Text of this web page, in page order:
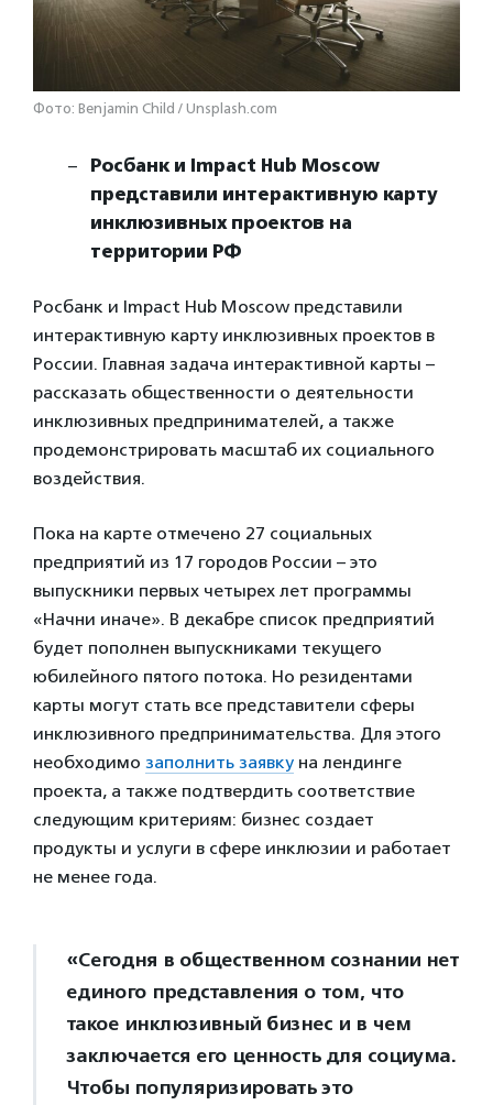
Фото: Benjamin Child / Unsplash.com
Росбанк и Impact Hub Moscow
представили интерактивную карту
инклюзивных проектов на
территории РФ
Росбанк и Impact Hub Moscow представили
интерактивную карту инклюзивных проектов в
России. Главная задача интерактивной карты –
рассказать общественности о деятельности
инклюзивных предпринимателей, а также
продемонстрировать масштаб их социального
воздействия.
Пока на карте отмечено 27 социальных
предприятий из 17 городов России – это
выпускники первых четырех лет программы
«Начни иначе». В декабре список предприятий
будет пополнен выпускниками текущего
юбилейного пятого потока. Но резидентами
карты могут стать все представители сферы
инклюзивного предпринимательства. Для этого
необходимо заполнить заявку на лендинге
проекта, а также подтвердить соответствие
следующим критериям: бизнес создает
продукты и услуги в сфере инклюзии и работает
не менее года.
«Сегодня в общественном сознании нет
единого представления о том, что
такое инклюзивный бизнес и в чем
заключается его ценность для социума.
Чтобы популяризировать это